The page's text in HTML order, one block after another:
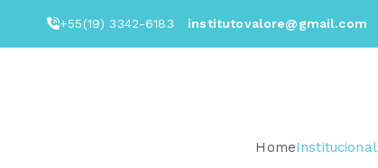
+55(19) 3342-6183 institutovalore@gmail.com
HomeInstitucional